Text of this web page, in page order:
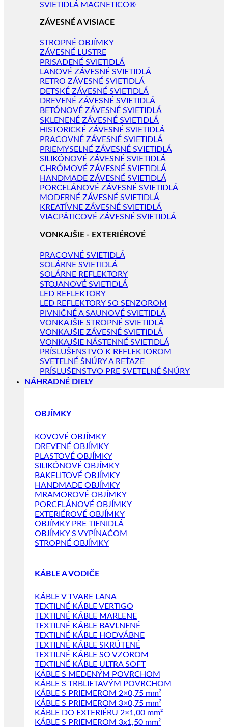
SVIETIDLÁ MAGNETICO®
ZÁVESNÉ A VISIACE
STROPNÉ OBJÍMKY
ZÁVESNÉ LUSTRE
PRISADENÉ SVIETIDLÁ
LANOVÉ ZÁVESNÉ SVIETIDLÁ
RETRO ZÁVESNÉ SVIETIDLÁ
DETSKÉ ZÁVESNÉ SVIETIDLÁ
DREVENÉ ZÁVESNÉ SVIETIDLÁ
BETÓNOVÉ ZÁVESNÉ SVIETIDLÁ
SKLENENÉ ZÁVESNÉ SVIETIDLÁ
HISTORICKÉ ZÁVESNÉ SVIETIDLÁ
PRACOVNÉ ZÁVESNÉ SVIETIDLÁ
PRIEMYSELNÉ ZÁVESNÉ SVIETIDLÁ
SILIKÓNOVÉ ZÁVESNÉ SVIETIDLÁ
CHRÓMOVÉ ZÁVESNÉ SVIETIDLÁ
HANDMADE ZÁVESNÉ SVIETIDLÁ
PORCELÁNOVÉ ZÁVESNÉ SVIETIDLÁ
MODERNÉ ZÁVESNÉ SVIETIDLÁ
KREATÍVNE ZÁVESNÉ SVIETIDLÁ
VIACPÄTICOVÉ ZÁVESNÉ SVIETIDLÁ
VONKAJŠIE - EXTERIÉROVÉ
PRACOVNÉ SVIETIDLÁ
SOLÁRNE SVIETIDLÁ
SOLÁRNE REFLEKTORY
STOJANOVÉ SVIETIDLÁ
LED REFLEKTORY
LED REFLEKTORY SO SENZOROM
PIVNIČNÉ A SAUNOVÉ SVIETIDLÁ
VONKAJŠIE STROPNÉ SVIETIDLÁ
VONKAJŠIE ZÁVESNÉ SVIETIDLÁ
VONKAJŠIE NÁSTENNÉ SVIETIDLÁ
PRÍSLUŠENSTVO K REFLEKTOROM
SVETELNÉ ŠNÚRY A REŤAZE
PRÍSLUŠENSTVO PRE SVETELNÉ ŠNÚRY
NÁHRADNÉ DIELY
OBJÍMKY
KOVOVÉ OBJÍMKY
DREVENÉ OBJÍMKY
PLASTOVÉ OBJÍMKY
SILIKÓNOVÉ OBJÍMKY
BAKELITOVÉ OBJÍMKY
HANDMADE OBJÍMKY
MRAMOROVÉ OBJÍMKY
PORCELÁNOVÉ OBJÍMKY
EXTERIÉROVÉ OBJÍMKY
OBJÍMKY PRE TIENIDLÁ
OBJÍMKY S VYPÍNAČOM
STROPNÉ OBJÍMKY
KÁBLE A VODIČE
KÁBLE V TVARE LANA
TEXTILNÉ KÁBLE VERTIGO
TEXTILNÉ KÁBLE MARLENE
TEXTILNÉ KÁBLE BAVLNENÉ
TEXTILNÉ KÁBLE HODVÁBNE
TEXTILNÉ KÁBLE SKRÚTENÉ
TEXTILNÉ KÁBLE SO VZOROM
TEXTILNÉ KÁBLE ULTRA SOFT
KÁBLE S MEDENÝM POVRCHOM
KÁBLE S TRBLIETAVÝM POVRCHOM
KÁBLE S PRIEMEROM 2×0,75 mm²
KÁBLE S PRIEMEROM 3×0,75 mm²
KÁBLE DO EXTERIÉRU 2×1,00 mm²
KÁBLE S PRIEMEROM 3x1,50 mm²